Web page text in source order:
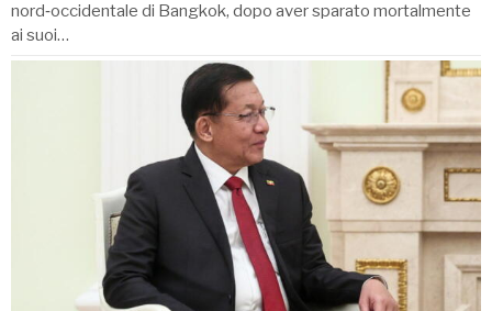
nord‑occidentale di Bangkok, dopo aver sparato mortalmente
ai suoi…